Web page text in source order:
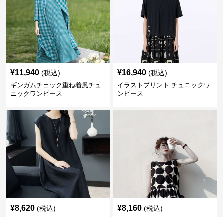
¥11,940 (税込)
ギンガムチェック重ね着風チュ
ニックワンピース
¥16,940 (税込)
イラストプリント チュニックワ
ンピース
¥8,620 (税込) ¥8,160 (税込)